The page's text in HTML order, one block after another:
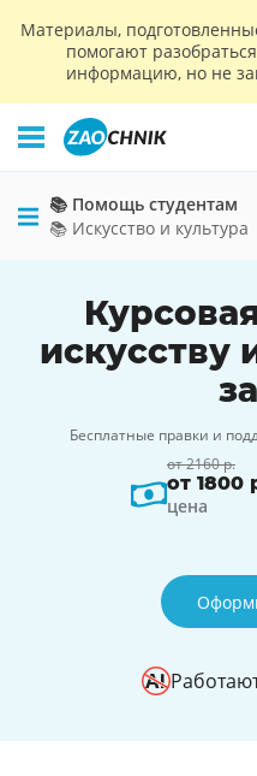
Материалы,
помогают
информацию, но не
📚 Помощь студентам
📚 Искусство и культура
искусству
Бесплатные правки и
от 2160 р.
от 1800
цена